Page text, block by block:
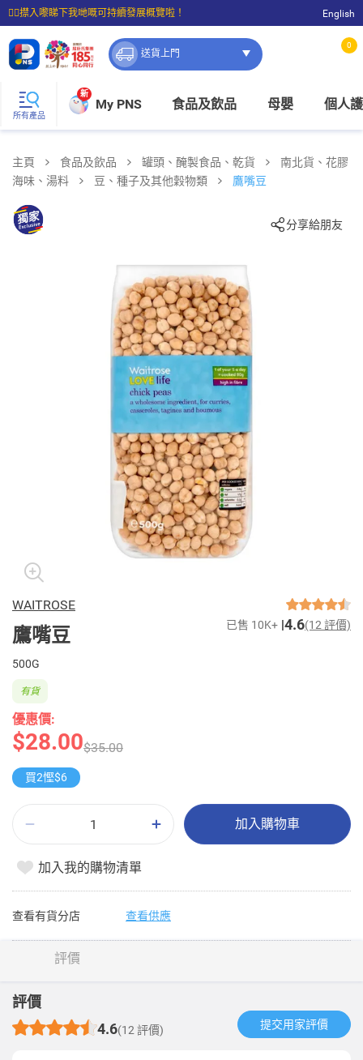
☝🏼㩒入嚟睇下我哋嘅可持續發展概覽啦！
⭐購物滿$399即享免費送貨；滿$100即可免費店取。
English
送貨上門
0
所有產品
新
My PNS 食品及飲品 母嬰 個人
主頁 食品及飲品 罐頭、醃製食品、乾貨
南北貨、花膠
海味、湯料
豆、種子及其他穀物類 鷹嘴豆
分享給朋友
WAITROSE
鷹嘴豆 已售 10K+ 4.6(12 評價)
500G
優惠價:
$28.00$35.00
有貨
買2慳$6
加入購物車
加入我的購物清單
查看有貨分店 查看供應
評價
評價
4.6(12 評價) 提交用家評價​